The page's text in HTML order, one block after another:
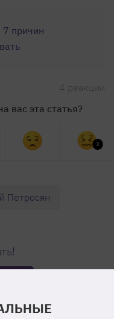
причин
4 реакции
вас эта статья?
3
Петросян